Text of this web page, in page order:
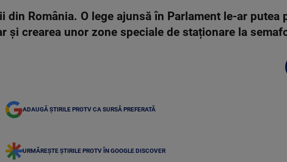
România. O lege ajunsă în Parlament le-ar putea
și crearea unor zone speciale de staționare la
ADAUGĂ ȘTIRILE PROTV CA SURSĂ PREFERATĂ
URMĂREȘTE ȘTIRILE PROTV ÎN GOOGLE DISCOVER